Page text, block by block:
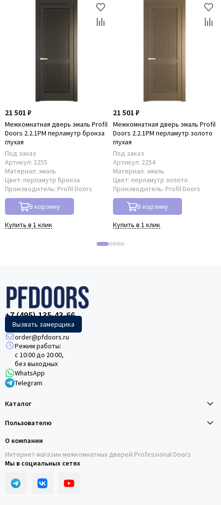
21 501 ₽
Межкомнатная дверь эмаль Profil
Doors 2.2.1PM перламутр бронза
глухая
Под заказ
Артикул: 2255
Материал: эмаль
Цвет: перламутр бронза
Производитель: Profil Doors
В корзину
Купить в 1 клик
21 501 ₽
Межкомнатная дверь эмаль Profil
Doors 2.2.1PM перламутр золото
глухая
Под заказ
Артикул: 2254
Материал: эмаль
Цвет: перламутр золото
Производитель: Profil Doors
В корзину
Купить в 1 клик
+7 (495) 135-43-66
Вызвать замерщика
order@pfdoors.ru
Режим работы:
с 10:00 до 20:00,
без выходных
WhatsApp
Telegram
Каталог
Пользователю
О компании
Интернет-магазин межкомнатных дверей Professional Doors
Мы в социальных сетях